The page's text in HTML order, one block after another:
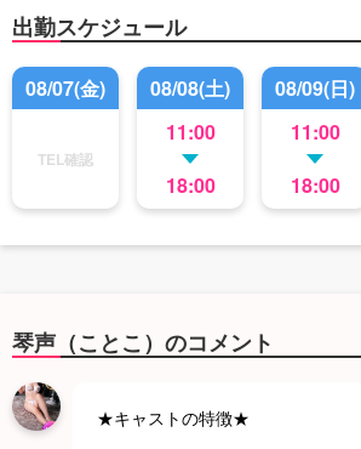
出勤スケジュール
08/07(金)
TEL確認
08/08(土)
11:00
18:00
08/09(日)
11:00
18:00
琴声（ことこ）のコメント
★キャストの特徴★